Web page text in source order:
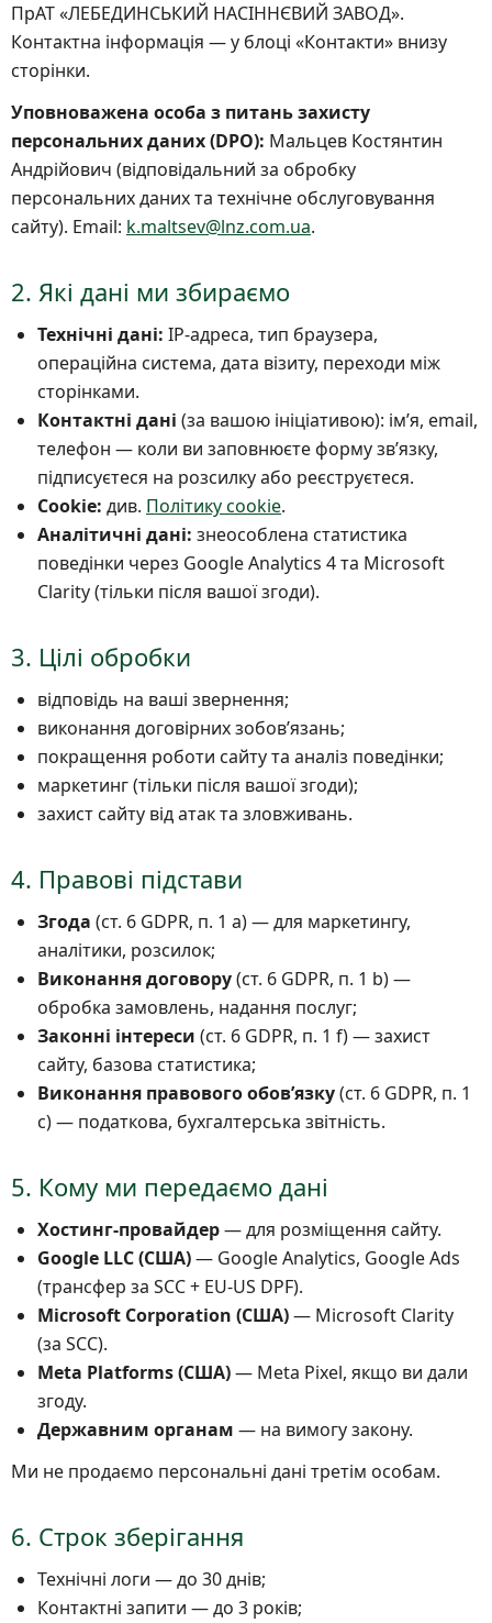
ПрАТ «ЛЕБЕДИНСЬКИЙ НАСІННЄВИЙ ЗАВОД».
Контактна інформація — у блоці «Контакти» внизу
сторінки.
Уповноважена особа з питань захисту
персональних даних (DPO): Мальцев Костянтин
Андрійович (відповідальний за обробку
персональних даних та технічне обслуговування
сайту). Email: k.maltsev@lnz.com.ua.
2. Які дані ми збираємо
Технічні дані: IP-адреса, тип браузера,
операційна система, дата візиту, переходи між
сторінками.
Контактні дані (за вашою ініціативою): імʼя, email,
телефон — коли ви заповнюєте форму звʼязку,
підписуєтеся на розсилку або реєструєтеся.
Cookie: див. Політику cookie.
Аналітичні дані: знеособлена статистика
поведінки через Google Analytics 4 та Microsoft
Clarity (тільки після вашої згоди).
3. Цілі обробки
відповідь на ваші звернення;
виконання договірних зобовʼязань;
покращення роботи сайту та аналіз поведінки;
маркетинг (тільки після вашої згоди);
захист сайту від атак та зловживань.
4. Правові підстави
Згода (ст. 6 GDPR, п. 1 а) — для маркетингу,
аналітики, розсилок;
Виконання договору(ст. 6 GDPR, п. 1 b) —
обробка замовлень, надання послуг;
Законні інтереси (ст. 6 GDPR, п. 1 f) — захист
сайту, базова статистика;
Виконання правового обовʼязку(ст. 6 GDPR, п. 1
c) — податкова, бухгалтерська звітність.
5. Кому ми передаємо дані
Хостинг-провайдер— для розміщення сайту.
Google LLC (США)— Google Analytics, Google Ads
(трансфер за SCC + EU-US DPF).
Microsoft Corporation (США)— Microsoft Clarity
(за SCC).
Meta Platforms (США)— Meta Pixel, якщо ви дали
згоду.
Державним органам — на вимогу закону.
Ми не продаємо персональні дані третім особам.
6. Строк зберігання
Технічні логи — до 30 днів;
Контактні запити — до 3 років;